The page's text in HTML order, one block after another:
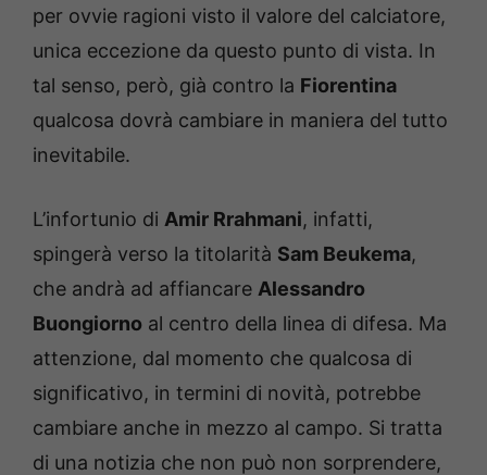
per ovvie ragioni visto il valore del calciatore,
unica eccezione da questo punto di vista. In
tal senso, però, già contro la Fiorentina
qualcosa dovrà cambiare in maniera del tutto
inevitabile.
L’infortunio di Amir Rrahmani, infatti,
spingerà verso la titolarità Sam Beukema,
che andrà ad affiancare Alessandro
Buongiorno al centro della linea di difesa. Ma
attenzione, dal momento che qualcosa di
significativo, in termini di novità, potrebbe
cambiare anche in mezzo al campo. Si tratta
di una notizia che non può non sorprendere,